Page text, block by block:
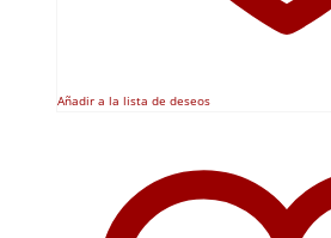
Añadir a la lista de deseos